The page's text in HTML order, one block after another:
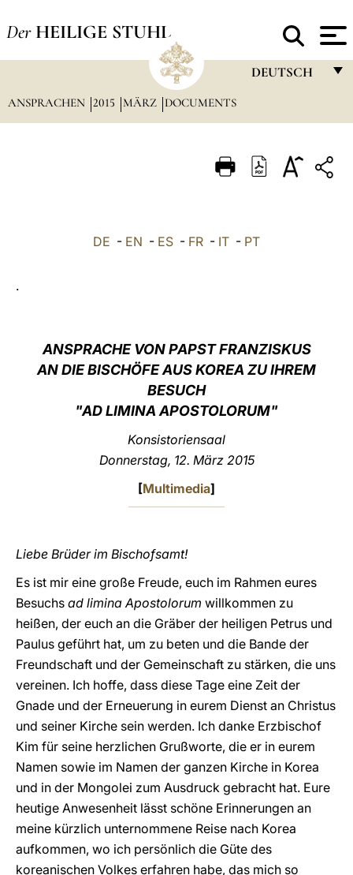
Der HEILIGE STUHL
DEUTSCH
ITALIANO
中文
LATINE
ANSPRACHEN 2015 MÄRZ DOCUMENTS
DE - EN - ES - FR - IT - PT
.
ANSPRACHE VON PAPST FRANZISKUS
AN DIE BISCHÖFE AUS KOREA ZU IHREM
BESUCH
"AD LIMINA APOSTOLORUM"
Konsistoriensaal
Donnerstag, 12. März 2015
[Multimedia]
Liebe Brüder im Bischofsamt!
Es ist mir eine große Freude, euch im Rahmen eures
Besuchs ad limina Apostolorum willkommen zu
heißen, der euch an die Gräber der heiligen Petrus und
Paulus geführt hat, um zu beten und die Bande der
Freundschaft und der Gemeinschaft zu stärken, die uns
vereinen. Ich hoffe, dass diese Tage eine Zeit der
Gnade und der Erneuerung in eurem Dienst an Christus
und seiner Kirche sein werden. Ich danke Erzbischof
Kim für seine herzlichen Grußworte, die er in eurem
Namen sowie im Namen der ganzen Kirche in Korea
und in der Mongolei zum Ausdruck gebracht hat. Eure
heutige Anwesenheit lässt schöne Erinnerungen an
meine kürzlich unternommene Reise nach Korea
aufkommen, wo ich persönlich die Güte des
koreanischen Volkes erfahren habe, das mich so